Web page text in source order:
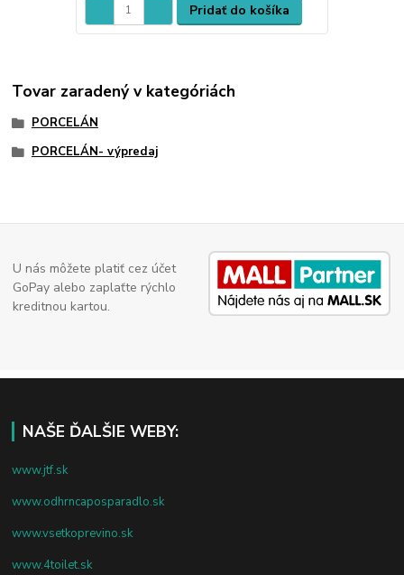
Pridať do košíka
Tovar zaradený v kategóriách
PORCELÁN
PORCELÁN- výpredaj
U nás môžete platiť cez účet
GoPay alebo zaplaťte rýchlo
kreditnou kartou.
NAŠE ĎALŠIE WEBY:
www.jtf.sk
www.odhrncaposparadlo.sk
www.vsetkoprevino.sk
www.4toilet.sk